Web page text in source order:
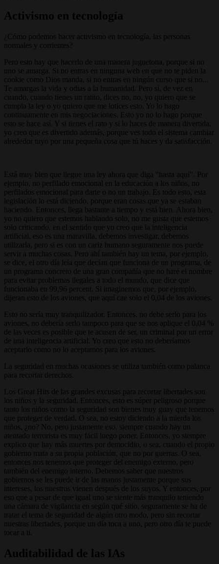
Activismo en tecnología
¿Cómo podemos hacer activismo en tecnología, las personas
normales y corrientes?
Pero esto hay que hacerlo de una manera juguetona, porque si no
uno se amarga. Si no entras en ninguna web en que no te piden la
cookie como Dios manda, si no entras en ningún curso que si no...
Te amargas la vida y odias a la humanidad. Pero sí, de vez en
cuando, cuando tienes un ratito, dices no, no, yo quiero que se
cumpla la ley o yo quiero que me lotices esto. Yo lo hago
continuamente en mis negociaciones. Esto yo no lo hago porque
esto se hace así. Y si tienes el rato y si lo haces de manera divertida,
yo creo que es divertido además, porque ves todo el sistema cambiar
alrededor tuyo por una pequeña cosa que tú haces y da satisfacción.
Está muy bien que llegue una ley ahora que diga "hasta aquí". Por
ejemplo, no perfilado emocional en la educación a los niños, no
perfilados emocional para darte o no un trabajo. Es todo esto, esta
legislación lo está diciendo, porque eran cosas que ya se estaban
haciendo. Entonces, llega bastante a tiempo y está bien. Ahora bien,
yo no quiero que estemos hablando solo, no me gusta que estemos
solo criticando, en el sentido que yo creo que la inteligencia
artificial, eso es una maravilla, debemos investigar, debemos
utilizarla, pero si es con un cariz humano seguramente nos puede
servir a muchas cosas. Pero ahí también hay un tema, por ejemplo,
se dice, el otro día leía que decían que funciona de un programa, de
un programa concreto de una gran compañía que no haré el nombre
para evitar problemas ilegales a todo el mundo, que dice que
funcionaba en 99,96 percent. Si imaginemos que, por ejemplo,
dijeran esto de los aviones, que aquí cae solo el 0,04 de los aviones.
Esto no sería muy tranquilizador. Entonces, no debe serlo para los
aviones, no debería serlo tampoco para que se nos aplique el 0,04 %
de las veces es posible que te acusen de ser, un criminal por un error
de una inteligencia artificial. Yo creo que esto no deberíamos
aceptarlo como no lo aceptamos para los aviones.
La seguridad en muchas ocasiones se utiliza también como palanca
para recortar derechos.
Los Great Hits de las grandes excusas para recortar libertades son
los niños y la seguridad. Entonces, esto es súper peligroso porque
tanto los niños como la seguridad son bienes muy guay que tenemos
que proteger de verdad. O sea, no estoy diciendo a la mierda los
niños, ¿no? No, pero justamente eso, siempre cuando hay un
atentado terrorista es muy fácil luego poner. Entonces, yo siempre
explico que hay más muertes por democidio, o sea, cuando el propio
gobierno mata a su propia población, que no por guerras. O sea,
entonces nos tenemos que proteger del enemigo externo, pero
también del enemigo interno. Debemos saber que nuestros
gobiernos se les puede ir de las manos justamente porque sus
intereses, los nuestros vienen después de los suyos. Y entonces, por
eso que a pesar de que igual uno se siente más tranquilo teniendo
una cámara de vigilancia en según qué sitio, seguramente se ha de
tratar el tema de seguridad de algún otro modo, pero sin recortar
nuestras libertades, porque un día toca a uno, pero otro día te puede
tocar a ti.
Auditabilidad de las IAs